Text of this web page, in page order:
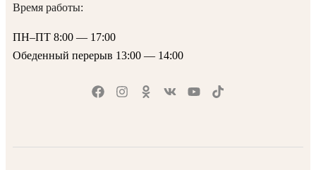
Время работы:
ПН–ПТ 8:00 — 17:00
Обеденный перерыв 13:00 — 14:00